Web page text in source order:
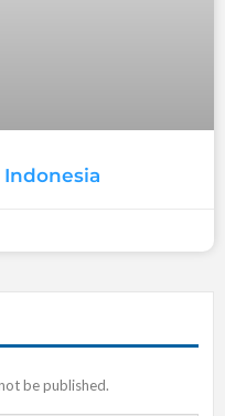
Indonesia
be published.